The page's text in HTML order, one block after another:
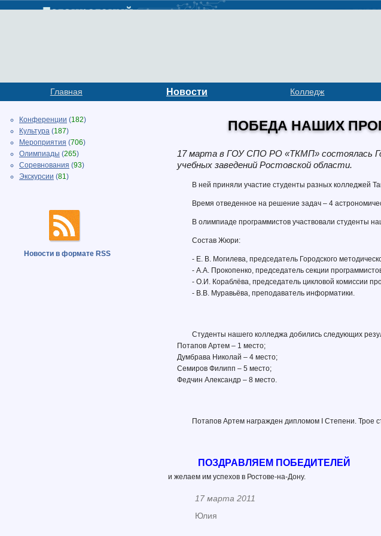
Главная Новости Колледж
Конференции (182)
Культура (187)
Мероприятия (706)
Олимпиады (265)
Соревнования (93)
Экскурсии (81)
Новости в формате RSS
ПОБЕДА НАШИХ
17 марта в ГОУ СПО РО «ТКМП» состоялась
учебных заведений Ростовской области.
В ней приняли участие студенты разных колледжей
Время отведенное на решение задач – 4
В олимпиаде программистов участвовали студенты
Состав Жюри:
- Е. В. Могилева, председатель Городского
- А.А. Прокопенко, председатель секции
- О.И. Кораблёва, председатель цикловой комиссии
- В.В. Муравьёва, преподаватель информатики.
Студенты нашего колледжа добились следующих
Потапов Артем – 1 место;
Думбрава Николай – 4 место;
Семиров Филипп – 5 место;
Федчин Александр – 8 место.
Потапов Артем награжден дипломом I Степени. Трое
ПОЗДРАВЛЯЕМ ПОБЕДИТЕЛЕЙ
и желаем им успехов в Ростове-на-Дону.
17 марта 2011
Юлия